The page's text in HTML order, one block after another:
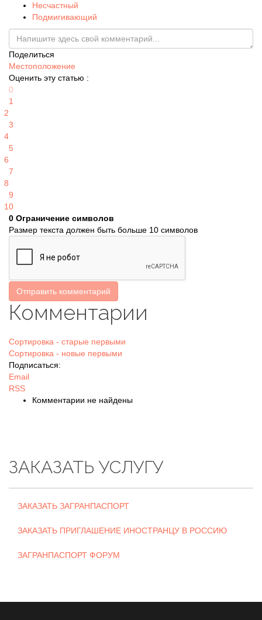
Несчастный
Подмигивающий
Поделиться
Местоположение
Оценить эту статью :
0
1
2
3
4
5
6
7
8
9
10
0 Ограничение символов
Размер текста должен быть больше 10 символов
Отправить комментарий
Комментарии
Сортировка - старые первыми
Сортировка - новые первыми
Подписаться:
Email
RSS
Комментарии не найдены
ЗАКАЗАТЬ УСЛУГУ
ЗАКАЗАТЬ ЗАГРАНПАСПОРТ
ЗАКАЗАТЬ ПРИГЛАШЕНИЕ ИНОСТРАНЦУ В РОССИЮ
ЗАГРАНПАСПОРТ ФОРУМ